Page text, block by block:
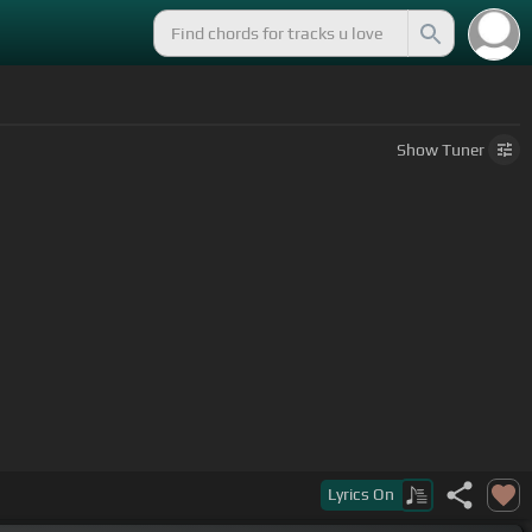
ShowTuner
Lyrics On